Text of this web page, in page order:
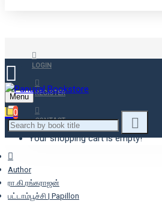
LOGIN
REGISTER
CONTACT
Menu
0
Your shopping cart is empty!
Author
ரா.கி.ரங்கராஜன்
பட்டாம்பூச்சி | Papillon